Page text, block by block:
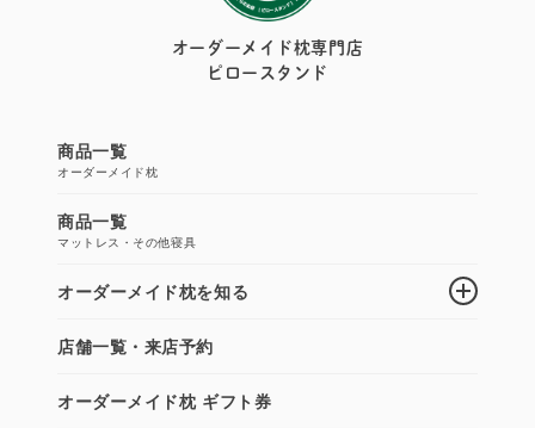
オーダーメイド枕専門店
ピロースタンド
商品一覧
オーダーメイド枕
商品一覧
マットレス・その他寝具
オーダーメイド枕を知る
店舗一覧・来店予約
オーダーメイド枕 ギフト券